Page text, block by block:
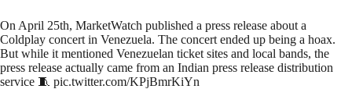
On April 25th, MarketWatch published a press release about a
Coldplay concert in Venezuela. The concert ended up being a hoax.
But while it mentioned Venezuelan ticket sites and local bands, the
press release actually came from an Indian press release distribution
service 🧵 pic.twitter.com/KPjBmrKiYn